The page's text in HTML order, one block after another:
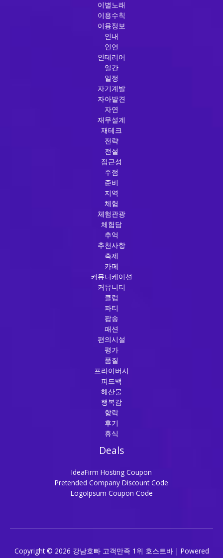
이별노래
이용수칙
이용정보
인내
인연
인테리어
일간
일정
자기계발
자아발견
자연
재무설계
재테크
전략
전설
접근성
주점
준비
지역
체험
체험관광
체험담
추억
추천사항
축제
카페
커뮤니케이션
커뮤니티
클럽
파티
팝송
패션
편의시설
평가
품질
프라이버시
피드백
해산물
행복감
향락
후기
휴식
Deals
IdeaFirm Hosting Coupon
Pretended Company Discount Code
LogoIpsum Coupon Code
Copyright © 2026 강남호빠 고객만족 1위 호스트바 | Powered